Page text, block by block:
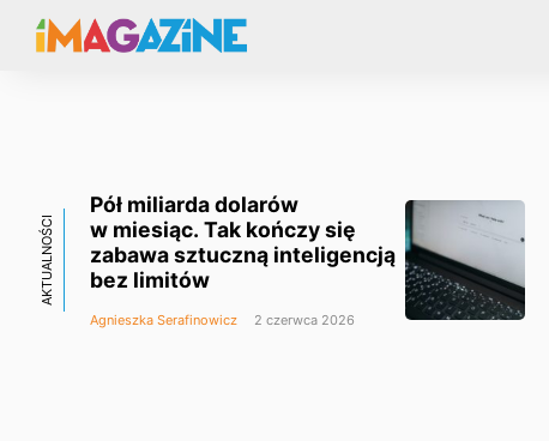
AKTUALNOŚCI
Pół miliarda dolarów
w miesiąc. Tak kończy się
zabawa sztuczną inteligencją
bez limitów
Agnieszka Serafinowicz 2 czerwca 2026